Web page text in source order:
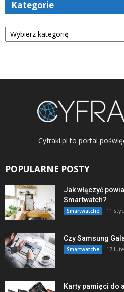
Kategorie
Kategorie
Cyfraki.pl to portal
POPULARNE POSTY
Jak włączyć
Smartwatch?
Smartwatche 11
Czy Samsung
Smartwatche 17
Karty pamięci do